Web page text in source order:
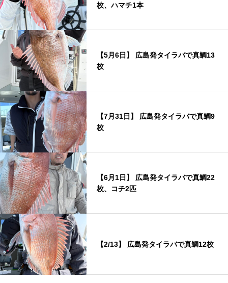
枚、ハマチ1本
【5月6日】 広島発タイラバで真鯛13
枚
【7月31日】 広島発タイラバで真鯛9
枚
【6月1日】 広島発タイラバで真鯛22
枚、コチ2匹
【2/13】 広島発タイラバで真鯛12枚